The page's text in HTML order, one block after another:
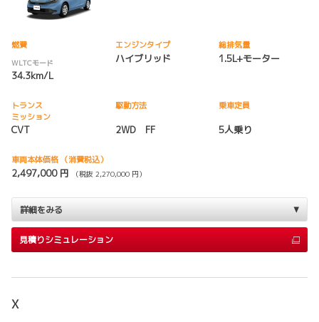
燃費
WLTCモード
34.3km/L
エンジンタイプ
ハイブリッド
総排気量
1.5L+モーター
トランス
ミッション
CVT
駆動方法
2WD FF
乗車定員
5人乗り
車両本体価格 （消費税込）
2,497,000 円 （税抜 2,270,000 円）
詳細をみる
見積りシミュレーション
X